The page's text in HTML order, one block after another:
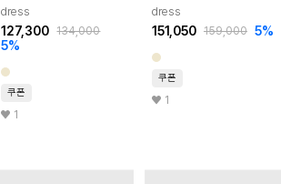
dress
127,300 134,000
5%
쿠폰
1
dress
151,050 159,000 5%
쿠폰
1